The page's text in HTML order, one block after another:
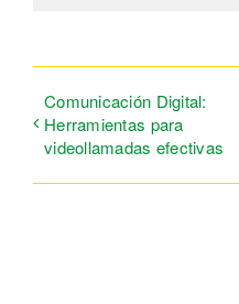
Comunicación Digital:
Herramientas para
videollamadas efectivas